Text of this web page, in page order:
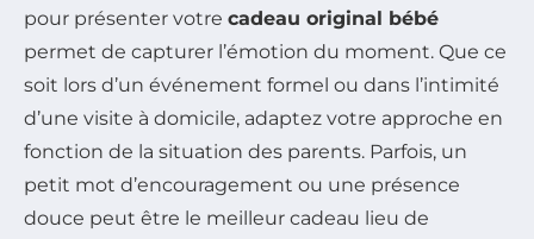
pour présenter votre cadeau original bébé
permet de capturer l’émotion du moment. Que ce
soit lors d’un événement formel ou dans l’intimité
d’une visite à domicile, adaptez votre approche en
fonction de la situation des parents. Parfois, un
petit mot d’encouragement ou une présence
douce peut être le meilleur cadeau lieu de